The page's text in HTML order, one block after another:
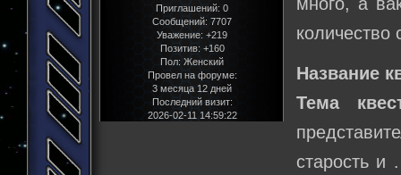
Приглашений: 0
Сообщений: 7707
Уважение: +219
Позитив: +160
Пол:Женский
Провел на форуме:
3 месяца 12 дней
Последний визит:
2026-02-11 14:59:22
количество
Название
Тема
старость и